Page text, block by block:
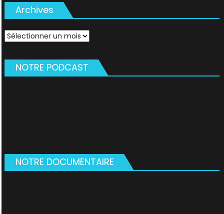
Archives
Archives
NOTRE PODCAST
NOTRE DOCUMENTAIRE